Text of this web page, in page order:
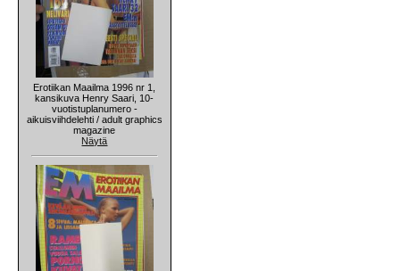
Erotiikan Maailma 1996 nr 1,
kansikuva Henry Saari, 10-
vuotistuplanumero -
aikuisviihdelehti / adult graphics
magazine
Näytä